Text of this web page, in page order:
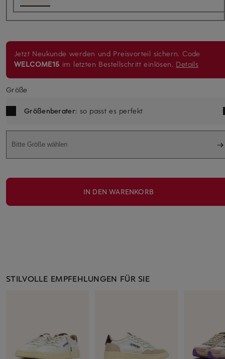
Jetzt Neukunde werden und Preisvorteil sichern. Code
WELCOME15 im letzten Bestellschritt einlösen. Details
Größe
Größenberater: so passt es perfekt
Bitte Größe wählen
IN DEN WARENKORB
STILVOLLE EMPFEHLUNGEN FÜR SIE